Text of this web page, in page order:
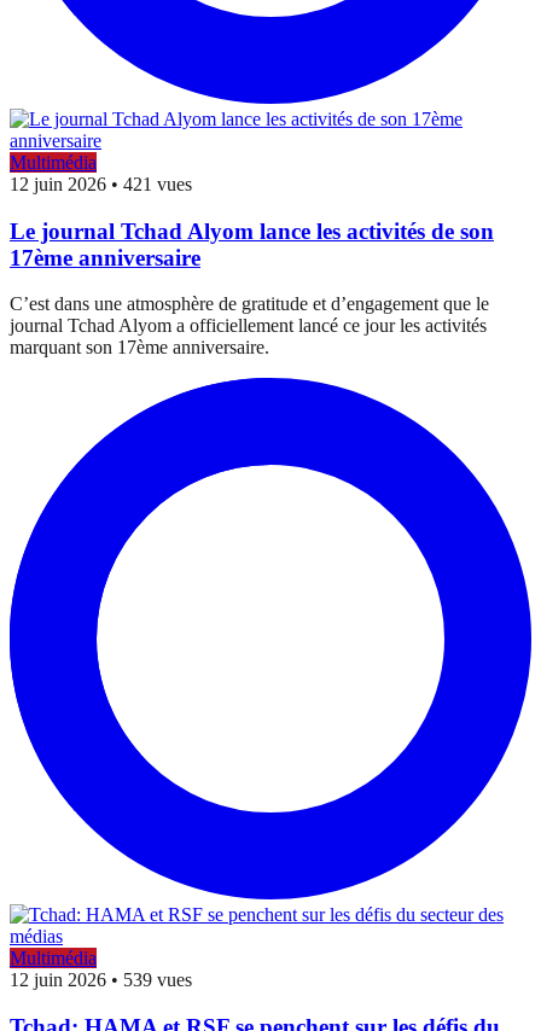
Multimédia
12 juin 2026 • 421 vues
Le journal Tchad Alyom lance les activités de son
17ème anniversaire
C’est dans une atmosphère de gratitude et d’engagement que le
journal Tchad Alyom a officiellement lancé ce jour les activités
marquant son 17ème anniversaire.
Multimédia
12 juin 2026 • 539 vues